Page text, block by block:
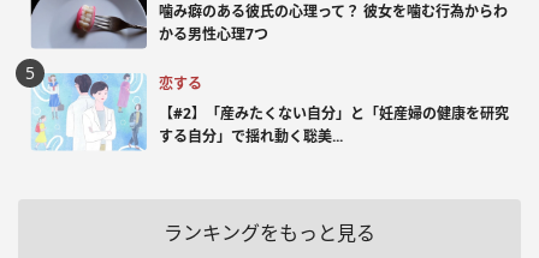
噛み癖のある彼氏の心理って？ 彼女を噛む行為からわ
かる男性心理7つ
恋する
【#2】「産みたくない自分」と「妊産婦の健康を研究
する自分」で揺れ動く聡美...
ランキングをもっと見る